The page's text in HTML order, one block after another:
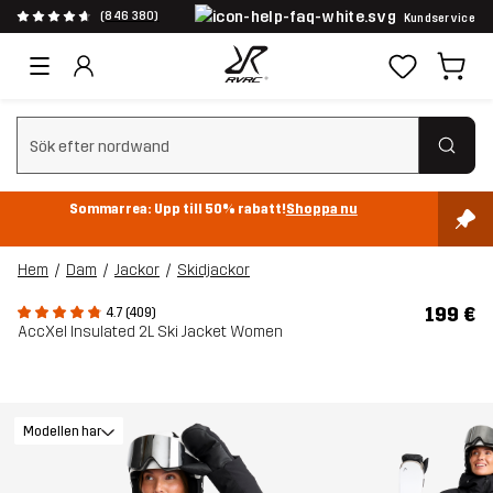
(846 380) Kundservice
Rensa sök
Sommarrea: Upp till 50% rabatt!Shoppa nu
Hem Dam Jackor Skidjackor
4.7 (409)
AccXel Insulated 2L Ski Jacket Women
199 €
Modellen har